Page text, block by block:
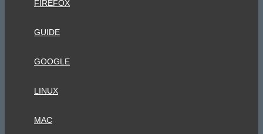
FIREFOX
GUIDE
GOOGLE
LINUX
MAC